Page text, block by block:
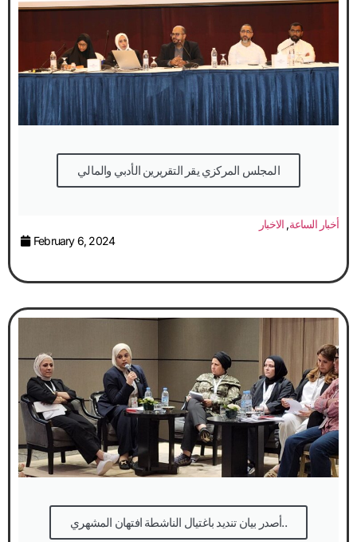
المجلس المركزي يقر التقريرين الأدبي والمالي
أخبار الساعة, الاخبار
February 6, 2024
أصدر بيان تنديد باغتيال الناشطة افتهان المشهري..